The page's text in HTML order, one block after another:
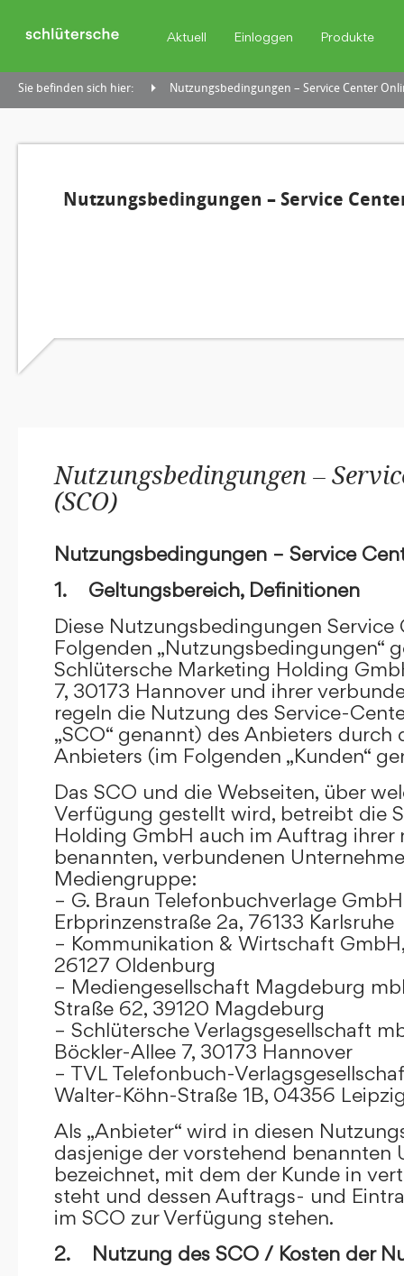
Aktuell Einloggen Produkte
Sie befinden sich hier: Nutzungsbedingungen – Service Center
Nutzungsbedingungen – Service
Nutzungsbedingungen –
(SCO)
Nutzungsbedingungen – Service
1. Geltungsbereich, Definitionen
Diese Nutzungsbedingungen Service
Folgenden „Nutzungsbedingungen“
Schlütersche Marketing Holding
7, 30173 Hannover und ihrer
regeln die Nutzung des Service-
„SCO“ genannt) des Anbieters durch
Anbieters (im Folgenden „Kunden“
Das SCO und die Webseiten, über
Verfügung gestellt wird, betreibt die
Holding GmbH auch im Auftrag ihrer
benannten, verbundenen
Mediengruppe:
– G. Braun Telefonbuchverlage GmbH
Erbprinzenstraße 2a, 76133 Karlsruhe
– Kommunikation & Wirtschaft
26127 Oldenburg
– Mediengesellschaft Magdeburg
Straße 62, 39120 Magdeburg
– Schlütersche Verlagsgesellschaft
Böckler-Allee 7, 30173 Hannover
– TVL Telefonbuch-
Walter-Köhn-Straße 1B, 04356
Als „Anbieter“ wird in diesen
dasjenige der vorstehend benannten
bezeichnet, mit dem der Kunde in
steht und dessen Auftrags- und
im SCO zur Verfügung stehen.
2. Nutzung des SCO / Kosten der